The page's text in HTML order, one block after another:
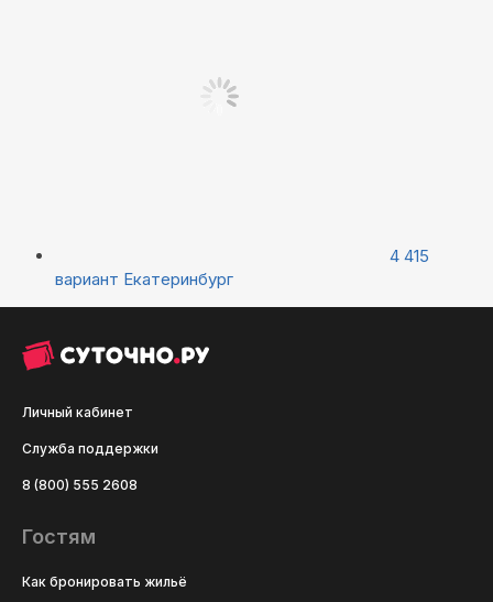
4 415
вариант Екатеринбург
Личный кабинет
Служба поддержки
8 (800) 555 2608
Гостям
Как бронировать жильё